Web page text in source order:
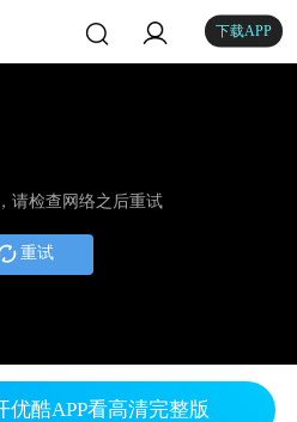
下载APP
请检查网络之后重试
重试
优酷APP看高清完整版